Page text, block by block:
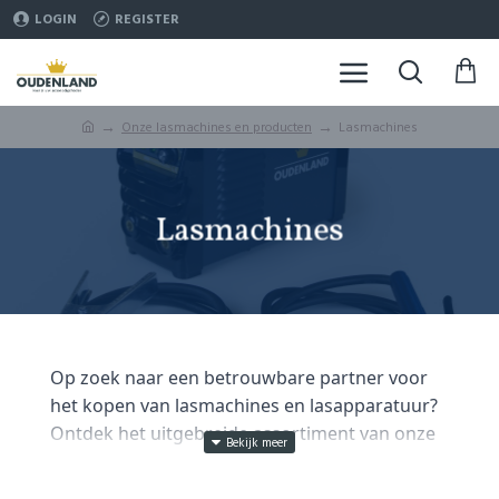
LOGIN REGISTER
Onze lasmachines en producten Lasmachines
Lasmachines
Op zoek naar een betrouwbare partner voor
het kopen van lasmachines en lasapparatuur?
Ontdek het uitgebreide assortiment van onze
winkel! Of je nu een ervaren lasser bent of net